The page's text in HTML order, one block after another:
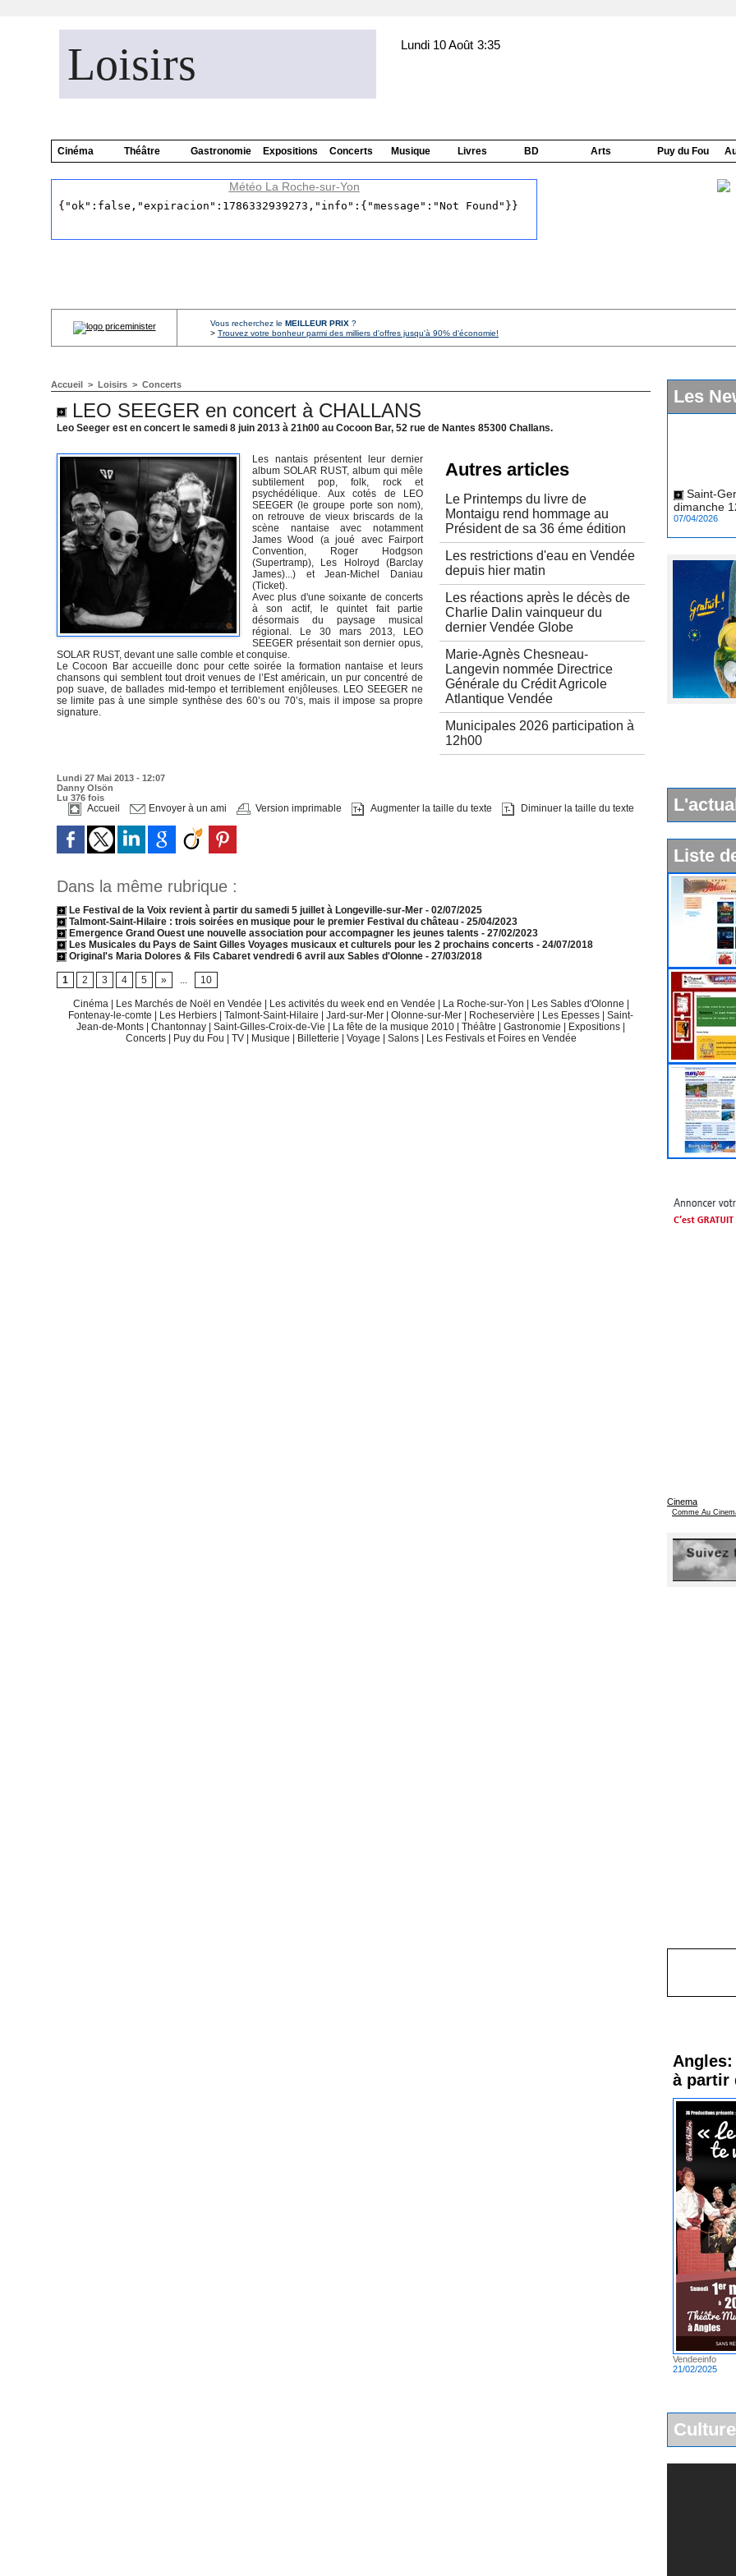
Loisirs Lundi 10 Août 3:35
Cinéma Théâtre Gastronomie Expositions Concerts Musique Livres BD Arts Puy du Fou
Météo La Roche-sur-Yon
Vous recherchez le MEILLEUR PRIX ?
> Trouvez votre bonheur parmi des milliers d'offres jusqu'à 90% d'économie!
Accueil > Loisirs > Concerts
LEO SEEGER en concert à CHALLANS
Leo Seeger est en concert le samedi 8 juin 2013 à 21h00 au Cocoon Bar, 52 rue de Nantes 85300 Challans.
Autres articles
Le Printemps du livre de
Montaigu rend hommage au
Président de sa 36 éme édition
Les restrictions d'eau en Vendée
depuis hier matin
Les réactions après le décès de
Charlie Dalin vainqueur du
dernier Vendée Globe
Marie-Agnès Chesneau-
Langevin nommée Directrice
Générale du Crédit Agricole
Atlantique Vendée
Municipales 2026 participation à
12h00
Les nantais présentent leur dernier
album SOLAR RUST, album qui mêle
subtilement pop, folk, rock et
psychédélique. Aux cotés de LEO
SEEGER (le groupe porte son nom),
on retrouve de vieux briscards de la
scène nantaise avec notamment
James Wood (a joué avec Fairport
Convention, Roger Hodgson
(Supertramp), Les Holroyd (Barclay
James)...) et Jean-Michel Daniau
(Ticket).
Avec plus d'une soixante de concerts
à son actif, le quintet fait partie
désormais du paysage musical
régional. Le 30 mars 2013, LEO
SEEGER présentait son dernier opus,
SOLAR RUST, devant une salle comble et conquise.
Le Cocoon Bar accueille donc pour cette soirée la formation nantaise et leurs
chansons qui semblent tout droit venues de l’Est américain, un pur concentré de
pop suave, de ballades mid-tempo et terriblement enjôleuses. LEO SEEGER ne
se limite pas à une simple synthèse des 60’s ou 70’s, mais il impose sa propre
signature.
Lundi 27 Mai 2013 - 12:07
Danny Olsön
Lu 376 fois
Accueil Envoyer à un ami Version imprimable Augmenter la taille du texte Diminuer la taille du texte
Dans la même rubrique :
Le Festival de la Voix revient à partir du samedi 5 juillet à Longeville-sur-Mer - 02/07/2025
Talmont-Saint-Hilaire : trois soirées en musique pour le premier Festival du château - 25/04/2023
Emergence Grand Ouest une nouvelle association pour accompagner les jeunes talents - 27/02/2023
Les Musicales du Pays de Saint Gilles Voyages musicaux et culturels pour les 2 prochains concerts - 24/07/2018
Original's Maria Dolores & Fils Cabaret vendredi 6 avril aux Sables d'Olonne - 27/03/2018
1 2 3 4 5 » ... 10
Cinéma Les Marchés de Noël en Vendée Les activités du week end en Vendée La Roche-sur-Yon Les Sables d'Olonne
Fontenay-le-comte
Les Herbiers Talmont-Saint-Hilaire Jard-sur-Mer Olonne-sur-Mer Rocheservière Les Epesses
Saint-
Jean-de-Monts
Chantonnay Saint-Gilles-Croix-de-Vie La fête de la musique 2010 Théâtre Gastronomie Expositions
Concerts
Puy du Fou TV Musique Billetterie Voyage Salons Les Festivals et Foires en Vendée
Les
dimanche
07/04/2026
Liste
Cinema
Comme Au
à partir
Vendeeinfo
21/02/2025